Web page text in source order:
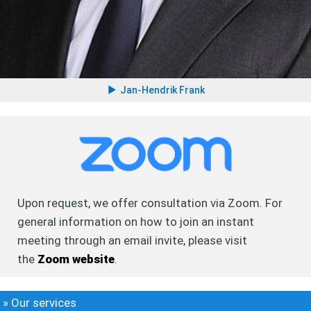
Jan-Hendrik Frank
Upon request, we offer consultation via Zoom. For
general information on how to join an instant
meeting through an email invite, please visit
the Zoom website.
» Our services